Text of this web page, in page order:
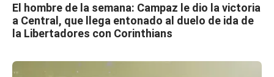
El hombre de la semana: Campaz le dio la victoria
a Central, que llega entonado al duelo de ida de
la Libertadores con Corinthians